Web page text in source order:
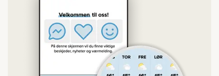
Nyheter fra E24